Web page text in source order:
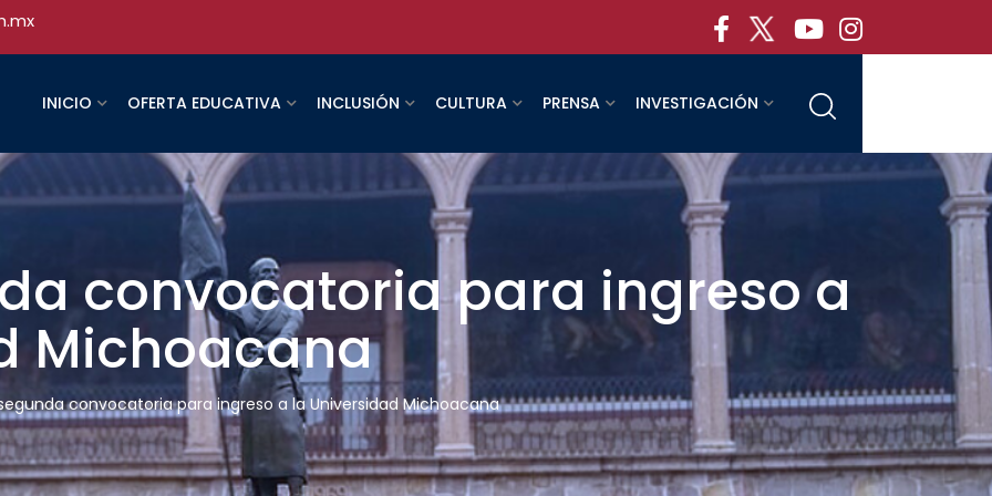
INICIO OFERTA EDUCATIVA INCLUSIÓN CULTURA PRENSA INVESTIGACIÓN
convocatoria para ingreso a
Michoacana
convocatoria para ingreso a la Universidad Michoacana